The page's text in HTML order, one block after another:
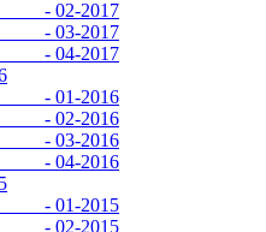
2017
2017
2017
2016
2016
2016
2016
2015
2015